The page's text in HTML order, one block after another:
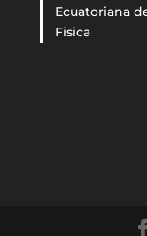
Ecuatoriana
Fisica